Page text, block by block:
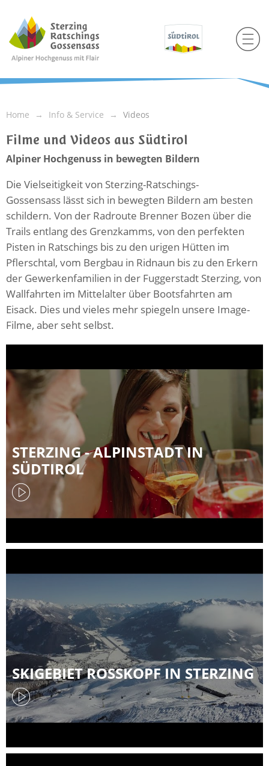
Home Info & Service Videos
Filme und Videos aus Südtirol
Alpiner Hochgenuss in bewegten Bildern
Die Vielseitigkeit von Sterzing-Ratschings-
Gossensass lässt sich in bewegten Bildern am besten
schildern. Von der Radroute Brenner Bozen über die
Trails entlang des Grenzkamms, von den perfekten
Pisten in Ratschings bis zu den urigen Hütten im
Pflerschtal, vom Bergbau in Ridnaun bis zu den Erkern
der Gewerkenfamilien in der Fuggerstadt Sterzing, von
Wallfahrten im Mittelalter über Bootsfahrten am
Eisack. Dies und vieles mehr spiegeln unsere Image-
Filme, aber seht selbst.
STERZING - ALPINSTADT IN
SÜDTIROL
SKIGEBIET ROSSKOPF IN STERZING